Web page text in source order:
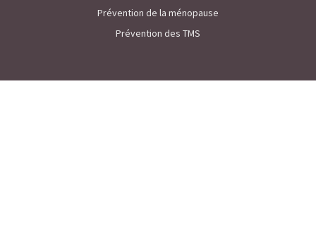
Prévention de la ménopause
Prévention des TMS